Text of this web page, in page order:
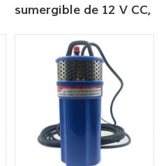
sumergible de 12 V CC,
suministro de agua
para animales.